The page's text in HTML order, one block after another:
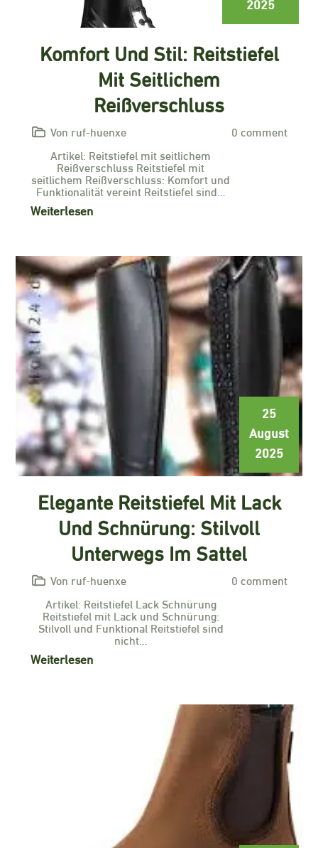
Komfort Und Stil: Reitstiefel
Mit Seitlichem
Reißverschluss
Von ruf-huenxe
0 comment
Artikel: Reitstiefel mit seitlichem
Reißverschluss Reitstiefel mit
seitlichem Reißverschluss: Komfort und
Funktionalität vereint Reitstiefel sind…
Weiterlesen
25
August
2025
Elegante Reitstiefel Mit Lack
Und Schnürung: Stilvoll
Unterwegs Im Sattel
Von ruf-huenxe
0 comment
Artikel: Reitstiefel Lack Schnürung
Reitstiefel mit Lack und Schnürung:
Stilvoll und Funktional Reitstiefel sind
nicht…
Weiterlesen